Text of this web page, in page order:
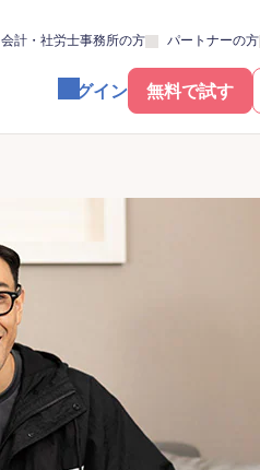
会計・社労士事務所の方 パートナーの方
無料で試す
ログイン